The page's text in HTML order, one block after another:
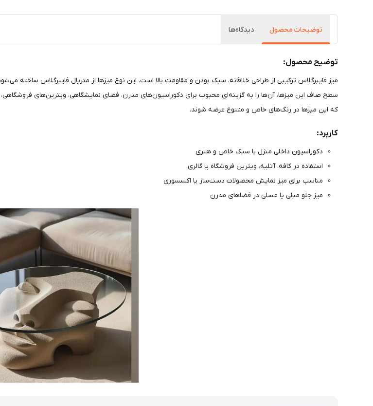
توضیحات محصول دیدگاه‌ها
توضیح محصول:
میز فایبرگلاس ترکیبی از طراحی خلاقانه، سبک بودن و مقاومت بالا است. این نوع میزها از متریال فایبرگلاس ساخته
سطح صاف این میزها، آن‌ها را به گزینه‌ای محبوب برای دکوراسیون‌های مدرن، فضای نمایشگاهی، ویترین‌های
که این میزها در رنگ‌های خاص و متنوع عرضه شوند.
کاربرد:
دکوراسیون داخلی منزل با سبک خاص و هنری
استفاده در کافه، آتلیه، ویترین فروشگاه یا گالری
مناسب برای میز نمایش محصولات دست‌ساز یا اکسسوری
میز جلو مبلی یا عسلی در فضاهای مدرن